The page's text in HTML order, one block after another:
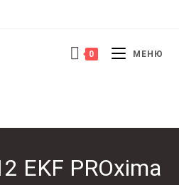
0 МЕНЮ
EKF PROxima